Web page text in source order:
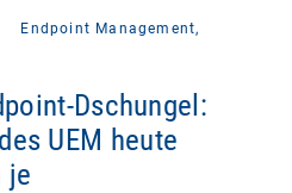
Endpoint Management,
Dschungel:
UEM heute
je